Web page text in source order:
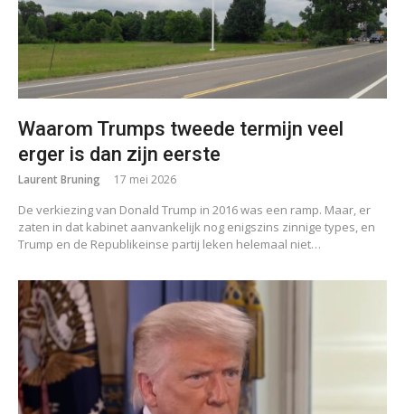
Waarom Trumps tweede termijn veel
erger is dan zijn eerste
Laurent Bruning 17 mei 2026
De verkiezing van Donald Trump in 2016 was een ramp. Maar, er
zaten in dat kabinet aanvankelijk nog enigszins zinnige types, en
Trump en de Republikeinse partij leken helemaal niet…